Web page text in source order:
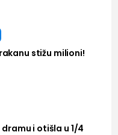
stižu milioni!
i otišla u 1/4